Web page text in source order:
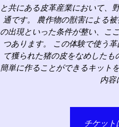
と共にある皮革産業において、
通です。 農作物の獣害による
の出現といった条件が整い、こ
つあります。 この体験で使う
て獲られた猪の皮をなめした
簡単に作ることができるキット
内容
チケット